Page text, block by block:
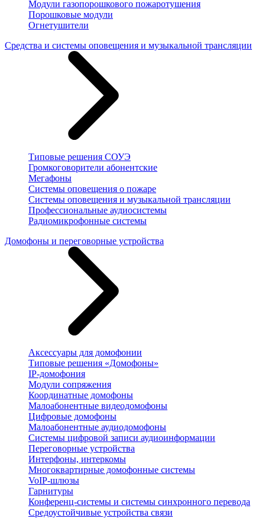
Модули газопорошкового пожаротушения
Порошковые модули
Огнетушители
Средства и системы оповещения и музыкальной трансляции
Типовые решения СОУЭ
Громкоговорители абонентские
Мегафоны
Системы оповещения о пожаре
Системы оповещения и музыкальной трансляции
Профессиональные аудиосистемы
Радиомикрофонные системы
Домофоны и переговорные устройства
Аксессуары для домофонии
Типовые решения «Домофоны»
IP-домофония
Модули сопряжения
Координатные домофоны
Малоабонентные видеодомофоны
Цифровые домофоны
Малоабонентные аудиодомофоны
Системы цифровой записи аудиоинформации
Переговорные устройства
Интерфоны, интеркомы
Многоквартирные домофонные системы
VoIP-шлюзы
Гарнитуры
Конференц-системы и системы синхронного перевода
Средоустойчивые устройства связи